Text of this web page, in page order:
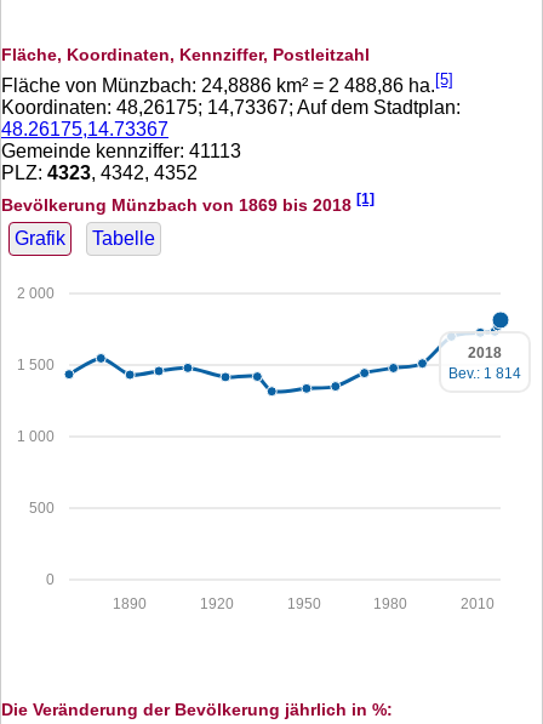
Fläche, Koordinaten, Kennziffer, Postleitzahl
Fläche von Münzbach: 24,8886 km² = 2 488,86 ha. [5]
Koordinaten: 48,26175; 14,73367; Auf dem Stadtplan:
48.26175,14.73367
Gemeinde kennziffer: 41113
PLZ: 4323, 4342, 4352
Bevölkerung Münzbach von 1869 bis 2018 [1]
Grafik Tabelle
0
500
1 000
1 500
2 000
2010
1980
1950
1920
1890
2018
Bev.: 1 814
Die Veränderung der Bevölkerung jährlich in %: